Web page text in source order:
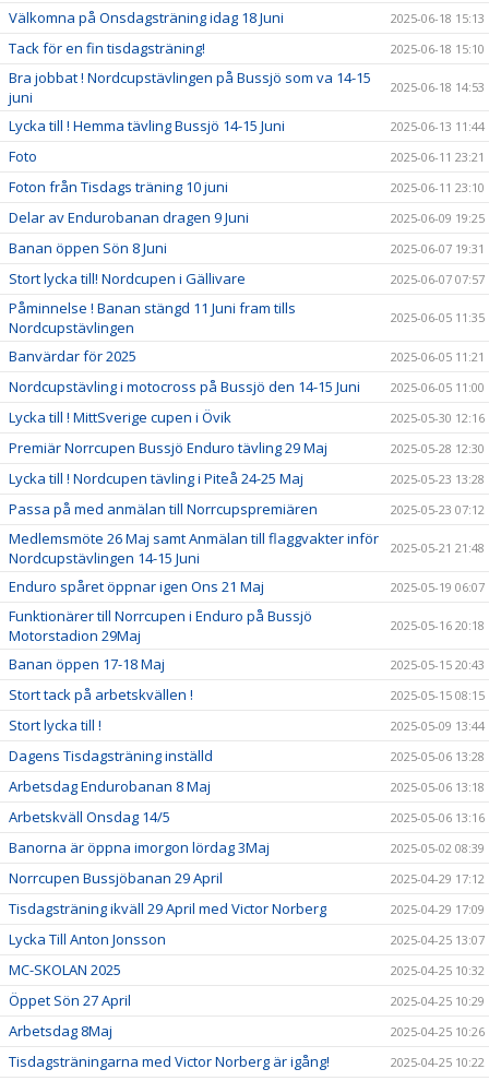
Välkomna på Onsdagsträning idag 18 Juni 2025-06-18 15:13
Tack för en fin tisdagsträning! 2025-06-18 15:10
Bra jobbat ! Nordcupstävlingen på Bussjö som va 14-15
juni
2025-06-18 14:53
Lycka till ! Hemma tävling Bussjö 14-15 Juni 2025-06-13 11:44
Foto 2025-06-11 23:21
Foton från Tisdags träning 10 juni 2025-06-11 23:10
Delar av Endurobanan dragen 9 Juni 2025-06-09 19:25
Banan öppen Sön 8 Juni 2025-06-07 19:31
Stort lycka till! Nordcupen i Gällivare 2025-06-07 07:57
Påminnelse ! Banan stängd 11 Juni fram tills
Nordcupstävlingen
2025-06-05 11:35
Banvärdar för 2025 2025-06-05 11:21
Nordcupstävling i motocross på Bussjö den 14-15 Juni 2025-06-05 11:00
Lycka till ! MittSverige cupen i Övik 2025-05-30 12:16
Premiär Norrcupen Bussjö Enduro tävling 29 Maj 2025-05-28 12:30
Lycka till ! Nordcupen tävling i Piteå 24-25 Maj 2025-05-23 13:28
Passa på med anmälan till Norrcupspremiären 2025-05-23 07:12
Medlemsmöte 26 Maj samt Anmälan till flaggvakter inför
Nordcupstävlingen 14-15 Juni
2025-05-21 21:48
Enduro spåret öppnar igen Ons 21 Maj 2025-05-19 06:07
Funktionärer till Norrcupen i Enduro på Bussjö
Motorstadion 29Maj
2025-05-16 20:18
Banan öppen 17-18 Maj 2025-05-15 20:43
Stort tack på arbetskvällen ! 2025-05-15 08:15
Stort lycka till ! 2025-05-09 13:44
Dagens Tisdagsträning inställd 2025-05-06 13:28
Arbetsdag Endurobanan 8 Maj 2025-05-06 13:18
Arbetskväll Onsdag 14/5 2025-05-06 13:16
Banorna är öppna imorgon lördag 3Maj 2025-05-02 08:39
Norrcupen Bussjöbanan 29 April 2025-04-29 17:12
Tisdagsträning ikväll 29 April med Victor Norberg 2025-04-29 17:09
Lycka Till Anton Jonsson 2025-04-25 13:07
MC-SKOLAN 2025 2025-04-25 10:32
Öppet Sön 27 April 2025-04-25 10:29
Arbetsdag 8Maj 2025-04-25 10:26
Tisdagsträningarna med Victor Norberg är igång! 2025-04-25 10:22